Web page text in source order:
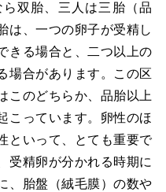
双胎、三人は三胎（品
は、一つの卵子が受精し
きる場合と、二つ以上の
場合があります。この区
このどちらか、品胎以上
こっています。卵性のほ
といって、とても重要で
受精卵が分かれる時期に
、胎盤（絨毛膜）の数や